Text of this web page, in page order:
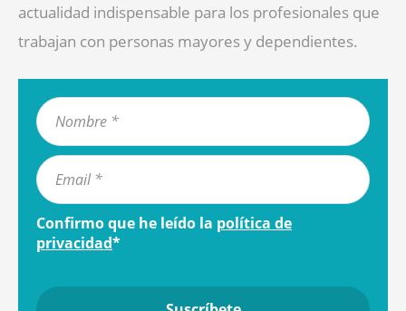
actualidad indispensable para los profesionales que
trabajan con personas mayores y dependientes.
Confirmo que he leído la política de
privacidad*